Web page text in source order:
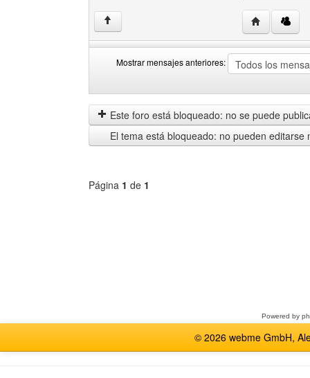
↑ Visitar sitio
Mostrar mensajes anteriores:
mensajes
anteriores
by
Este foro está bloqueado: no se puede
El tema está bloqueado: no pueden editarse
Página 1 de 1
Powered by
© 2026 webme GmbH,